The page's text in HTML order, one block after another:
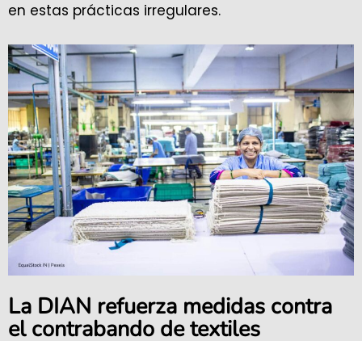
en estas prácticas irregulares.
La DIAN refuerza medidas contra
el contrabando de textiles